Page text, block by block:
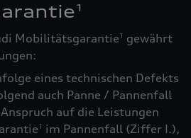
1
Mobilitätsgarantie1
gewährt
eines technischen Defekts
auch Panne / Pannenfall
auf die Leistungen
1
im Pannenfall (Ziffer I.),